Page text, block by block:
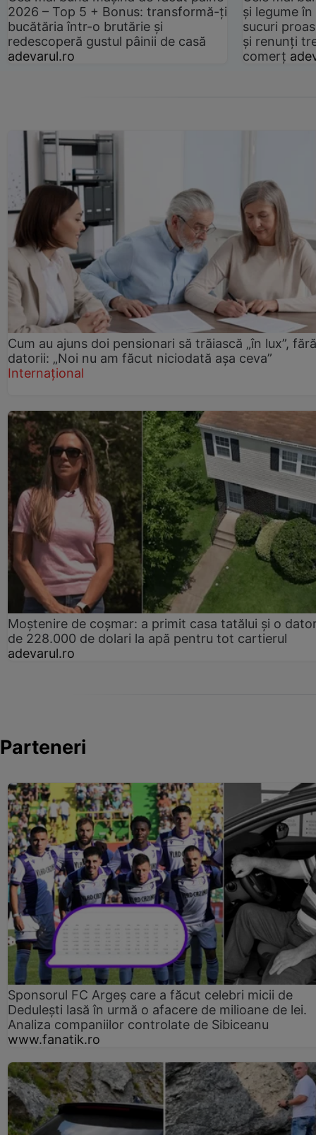
2026 – Top 5 + Bonus: transformă-ți
bucătăria într-o brutărie și
redescoperă gustul pâinii de casă
adevarul.ro
și legume
sucuri
și renunți
comerț
Cum au ajuns doi pensionari să trăiască „în lux”, fără
datorii: „Noi nu am făcut niciodată așa ceva”
Internațional
Moștenire de coșmar: a primit casa tatălui și o
de 228.000 de dolari la apă pentru tot cartierul
adevarul.ro
Parteneri
Sponsorul FC Argeș care a făcut celebri micii de
Dedulești lasă în urmă o afacere de milioane de lei.
Analiza companiilor controlate de Sibiceanu
www.fanatik.ro